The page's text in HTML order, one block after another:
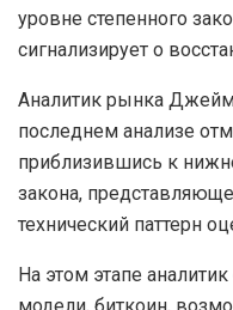
уровне степенного
сигнализирует о
Аналитик рынка
последнем анализе
приблизившись к
закона,
технический паттерн
На этом этапе